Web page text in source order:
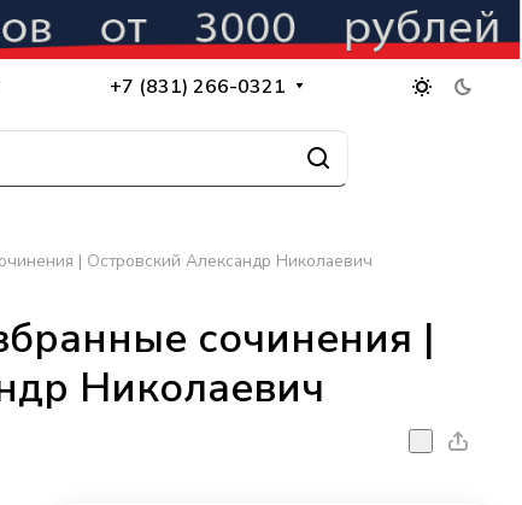
+7 (831) 266-0321
| Островский Александр Николаевич
сочинения |
Николаевич